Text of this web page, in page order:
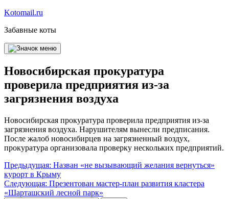
Перейти
содержимому
Kotomail.ru
Забавные коты
Новосибирская прокуратура
проверила предприятия из-за
загрязнения воздуха
Новосибирская прокуратура проверила предприятия из-за
загрязнения воздуха. Нарушителям вынесли предписания.
После жалоб новосибирцев на загрязненный воздух,
прокуратура организовала проверку нескольких предприятий.
Навигация
по
записям
Предыдущая: Назван «не вызывающий желания вернуться»
курорт в Крыму
Следующая: Презентован мастер-план развития кластера
«Шарташский лесной парк»